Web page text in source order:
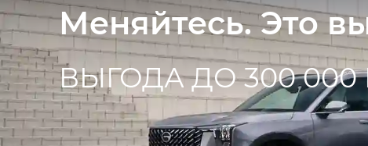
Меняйтесь. Это
ВЫГОДА ДО 300